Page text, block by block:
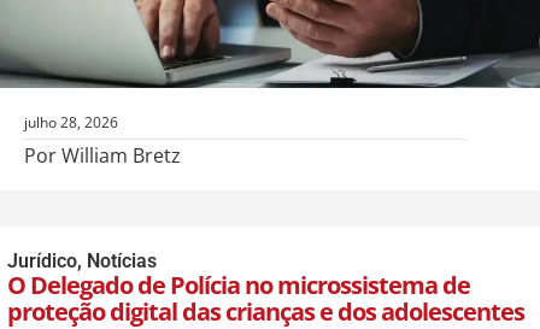
julho 28, 2026
Por William Bretz
Jurídico, Notícias
O Delegado de Polícia no microssistema de
proteção digital das crianças e dos adolescentes